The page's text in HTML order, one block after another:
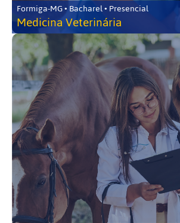
Formiga-MG • Bacharel • Presencial
Medicina Veterinária